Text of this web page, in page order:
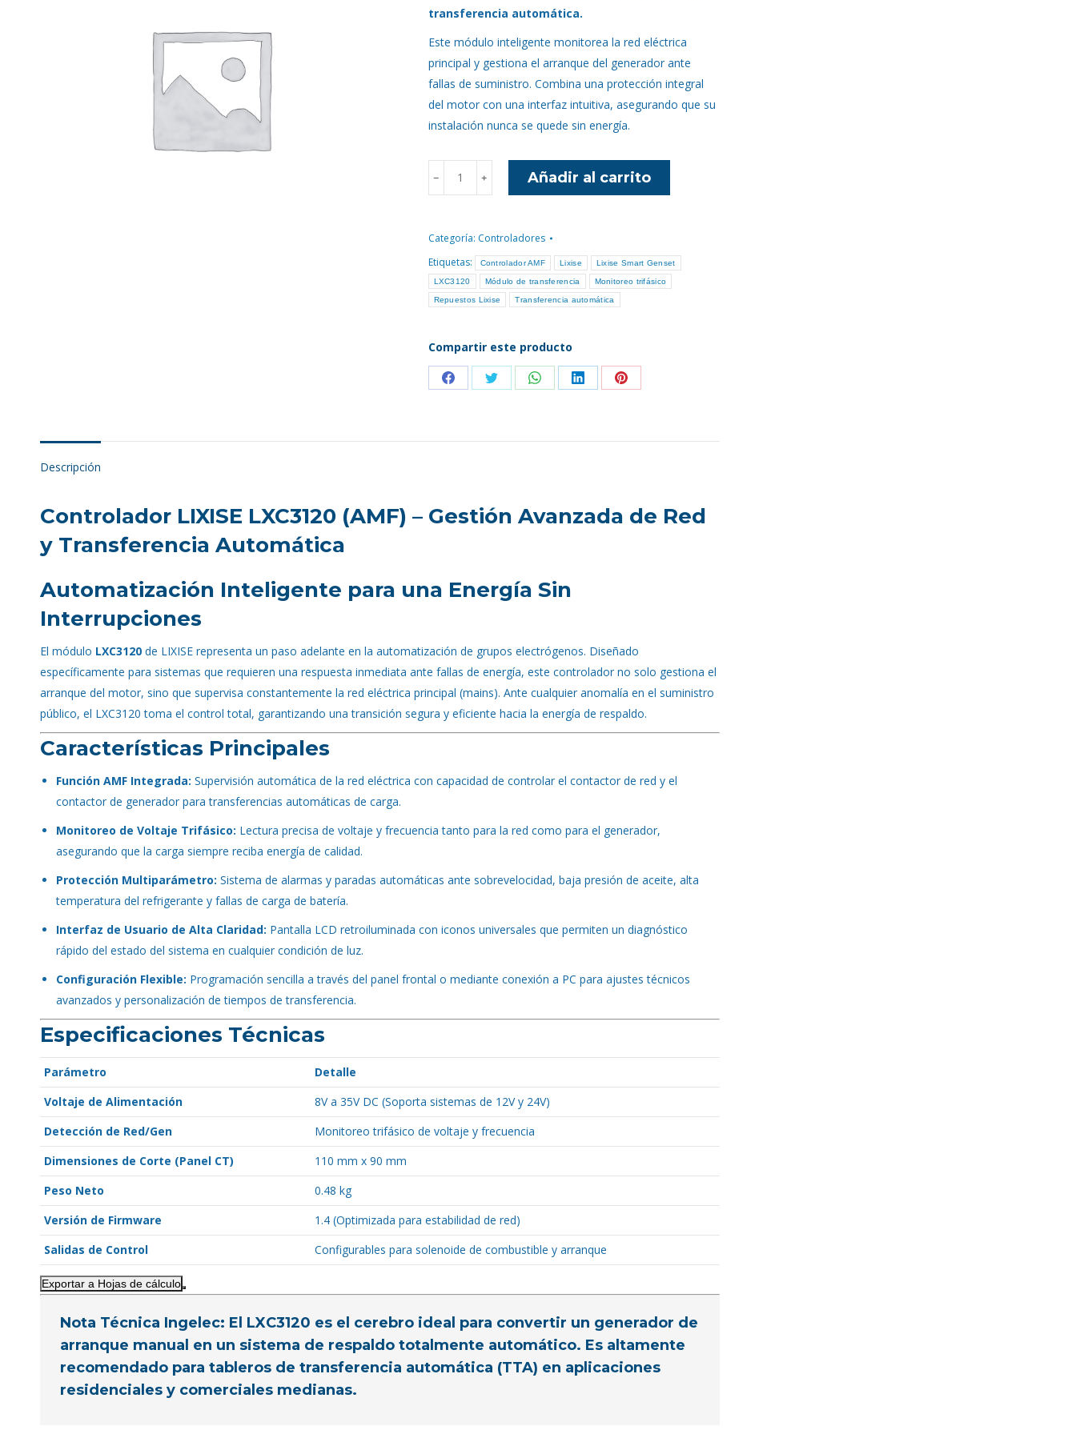
transferencia automática.
Este módulo inteligente monitorea la red eléctrica
principal y gestiona el arranque del generador ante
fallas de suministro. Combina una protección integral
del motor con una interfaz intuitiva, asegurando que su
instalación nunca se quede sin energía.
(AMF)
﹣ ﹢ Añadir al carrito
Categoría: Controladores
Etiquetas:
Controlador AMF Lixise Lixise Smart Genset
LXC3120 Módulo de transferencia Monitoreo trifásico
Repuestos Lixise Transferencia automática
Compartir este producto
Share
Facebook
Share
X
Share
WhatsApp
Share
LinkedIn
Share
Pinterest
Descripción
Controlador LIXISE LXC3120 (AMF) – Gestión Avanzada de Red
y Transferencia Automática
Automatización Inteligente para una Energía Sin
Interrupciones
El módulo LXC3120 de LIXISE representa un paso adelante en la automatización de grupos electrógenos. Diseñado
específicamente para sistemas que requieren una respuesta inmediata ante fallas de energía, este controlador no solo gestiona el
arranque del motor, sino que supervisa constantemente la red eléctrica principal (mains). Ante cualquier anomalía en el suministro
público, el LXC3120 toma el control total, garantizando una transición segura y eficiente hacia la energía de respaldo.
Características Principales
Función AMF Integrada: Supervisión automática de la red eléctrica con capacidad de controlar el contactor de red y el
contactor de generador para transferencias automáticas de carga.
Monitoreo de Voltaje Trifásico: Lectura precisa de voltaje y frecuencia tanto para la red como para el generador,
asegurando que la carga siempre reciba energía de calidad.
Protección Multiparámetro: Sistema de alarmas y paradas automáticas ante sobrevelocidad, baja presión de aceite, alta
temperatura del refrigerante y fallas de carga de batería.
Interfaz de Usuario de Alta Claridad: Pantalla LCD retroiluminada con iconos universales que permiten un diagnóstico
rápido del estado del sistema en cualquier condición de luz.
Configuración Flexible: Programación sencilla a través del panel frontal o mediante conexión a PC para ajustes técnicos
avanzados y personalización de tiempos de transferencia.
Especificaciones Técnicas
Parámetro
Detalle
Voltaje de Alimentación
8V a 35V DC (Soporta sistemas de 12V y 24V)
Detección de Red/Gen
Monitoreo trifásico de voltaje y frecuencia
Dimensiones de Corte (Panel CT)
110 mm x 90 mm
Peso Neto
0.48 kg
Versión de Firmware
1.4 (Optimizada para estabilidad de red)
Salidas de Control
Configurables para solenoide de combustible y arranque
Exportar a Hojas de cálculo
Nota Técnica Ingelec: El LXC3120 es el cerebro ideal para convertir un generador de
arranque manual en un sistema de respaldo totalmente automático. Es altamente
recomendado para tableros de transferencia automática (TTA) en aplicaciones
residenciales y comerciales medianas.